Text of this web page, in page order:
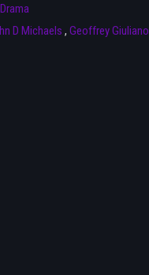
Drama
D Michaels , Geoffrey Giuliano